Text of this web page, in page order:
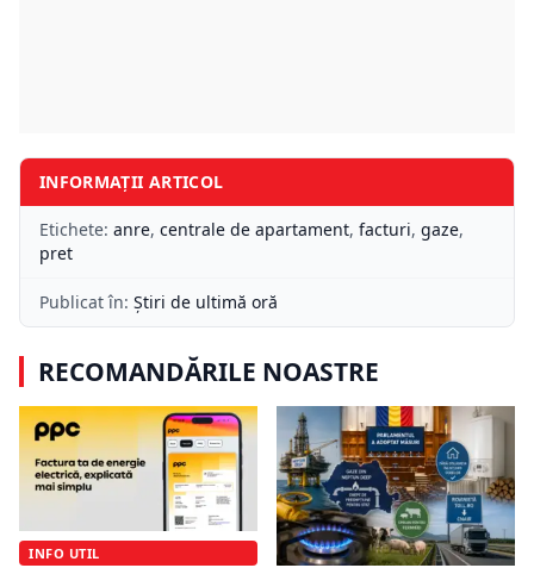
INFORMAȚII ARTICOL
Etichete: anre, centrale de apartament, facturi, gaze,
pret
Publicat în: Știri de ultimă oră
RECOMANDĂRILE NOASTRE
INFO UTIL